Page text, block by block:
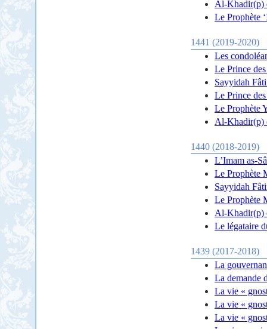
Al-Khadir(p)
Le Prophète
1441 (2019-2020)
Les
Le Prince
Sayyidah
Le Prince
Le Prophète
Al-Khadir(p)
1440 (2018-2019)
L’Imam as-
Le Prophète
Sayyidah
Le Prophète
Al-Khadir(p)
Le légataire
1439 (2017-2018)
La
La demande
La vie «
La vie «
La vie «